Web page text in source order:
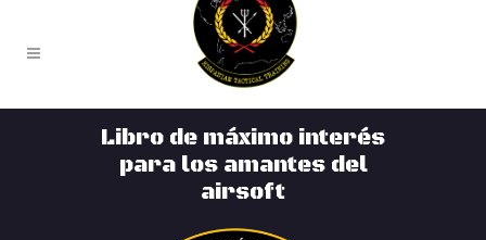
Libro de máximo interés
para los amantes del
airsoft